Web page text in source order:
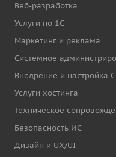
Веб-разработка
Услуги по 1С
Маркетинг и реклама
Системное
Внедрение и настройка
Услуги хостинга
Техническое
Безопасность ИС
Дизайн и UX/UI